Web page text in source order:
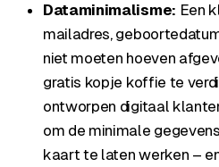
Dataminimalisme: Een
mailadres,
niet moeten hoeven
gratis kopje koffie te
ontworpen digitaal
om de minimale
kaart te laten werken –